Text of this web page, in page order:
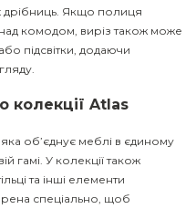
дрібниць. Якщо полиця
комодом, виріз також може
підсвітки, додаючи
колекції Atlas
об’єднує меблі в єдиному
гамі. У колекції також
та інші елементи
спеціально, щоб